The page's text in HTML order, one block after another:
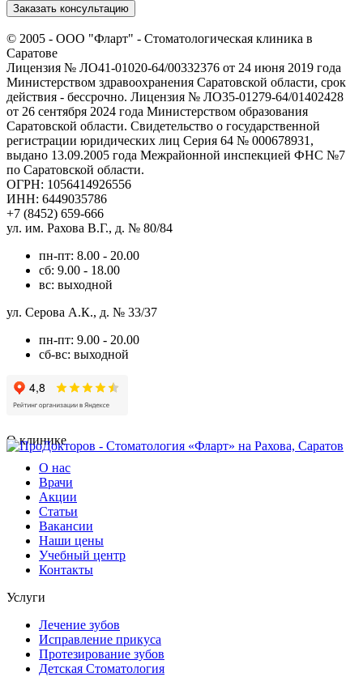
Заказать консультацию
© 2005 - ООО "Фларт" - Стоматологическая клиника в
Саратове
Лицензия № ЛО41-01020-64/00332376 от 24 июня 2019 года
Министерством здравоохранения Саратовской области, срок
действия - бессрочно. Лицензия № ЛО35-01279-64/01402428
от 26 сентября 2024 года Министерством образования
Саратовской области. Свидетельство о государственной
регистрации юридических лиц Серия 64 № 000678931,
выдано 13.09.2005 года Межрайонной инспекцией ФНС №7
по Саратовской области.
ОГРН: 1056414926556
ИНН: 6449035786
+7 (8452) 659-666
ул. им. Рахова В.Г., д. № 80/84
пн-пт: 8.00 - 20.00
сб: 9.00 - 18.00
вс: выходной
ул. Серова А.К., д. № 33/37
пн-пт: 9.00 - 20.00
сб-вс: выходной
О клинике
О нас
Врачи
Акции
Статьи
Вакансии
Наши цены
Учебный центр
Контакты
Услуги
Лечение зубов
Исправление прикуса
Протезирование зубов
Детская Стоматология